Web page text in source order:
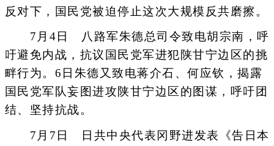
反对下，国民党被迫停止这次大规模反共磨擦。
7月4日 八路军朱德总司令致电胡宗南，呼
吁避免内战，抗议国民党军进犯陕甘宁边区的挑
畔行为。6日朱德又致电蒋介石、何应钦，揭露
国民党军队妄图进攻陕甘宁边区的图谋，呼吁团
结、坚持抗战。
7月7日 日共中央代表冈野进发表《告日本